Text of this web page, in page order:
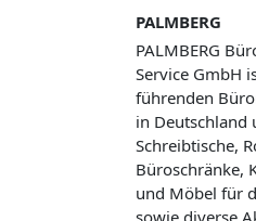
PALMBERG
PALMBERG
Service GmbH
führenden
in Deutschland
Schreibtische,
Büroschränke,
und Möbel für
sowie diverse